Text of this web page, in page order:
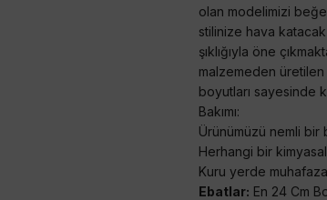
olan modelimizi
stilinize hava
şıklığıyla öne
malzemeden
boyutları sayesinde
Bakımı:
Ürünümüzü nemli
Herhangi bir
Kuru yerde
Ebatlar: En 24 Cm